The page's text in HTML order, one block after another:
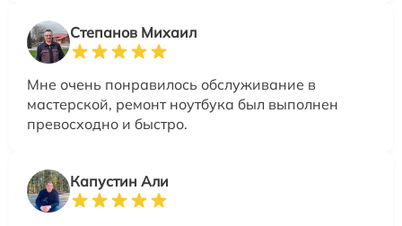
Степанов Михаил
Мне очень понравилось обслуживание в
мастерской, ремонт ноутбука был выполнен
превосходно и быстро.
Капустин Али